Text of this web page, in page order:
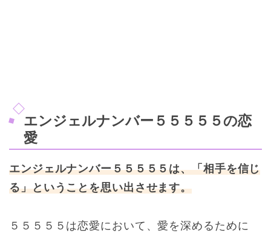
エンジェルナンバー５５５５５の恋
愛
エンジェルナンバー５５５５５は、「相手を信じ
る」ということを思い出させます。
５５５５５は恋愛において、愛を深めるために